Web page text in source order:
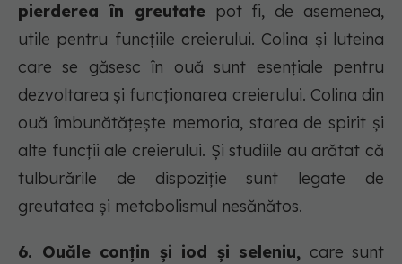
pierderea în greutatepot fi, de asemenea,
utile pentru funcțiile creierului. Colina și luteina
care se găsesc în ouă sunt esențiale pentru
dezvoltarea și funcționarea creierului. Colina din
ouă îmbunătățește memoria, starea de spirit și
alte funcții ale creierului. Și studiile au arătat că
tulburările de dispoziție sunt legate de
greutatea și metabolismul nesănătos.
6. Ouăle conțin și iod și seleniu, care sunt